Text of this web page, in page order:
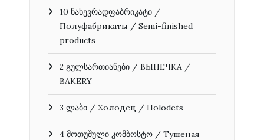
10 ნახევრადფაბრიკატი /
Полуфабрикаты / Semi-finished
products
2 გულსართიანები / ВЫПЕЧКА /
BAKERY
3 ლაბი / Холодец / Holodets
4 მოთუშული კომბოსტო / Тушеная